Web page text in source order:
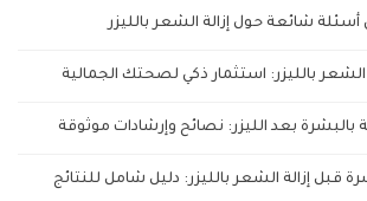
أسئلة شائعة حول إزالة الشعر بالليزر
الشعر بالليزر: استثمار ذكي لصحتك الجمالية
بالبشرة بعد الليزر: نصائح وإرشادات موثوقة
قبل إزالة الشعر بالليزر: دليل شامل للنتائج